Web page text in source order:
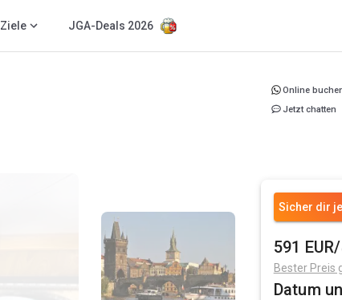
Ziele JGA-Deals 2026
Online
Jetzt chatten
Sicher dir
591 EUR/
Bester Preis
Datum